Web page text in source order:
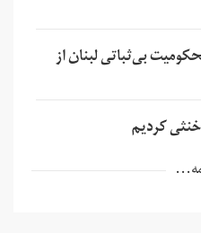
بی‌ثباتی لبنان از
کردیم